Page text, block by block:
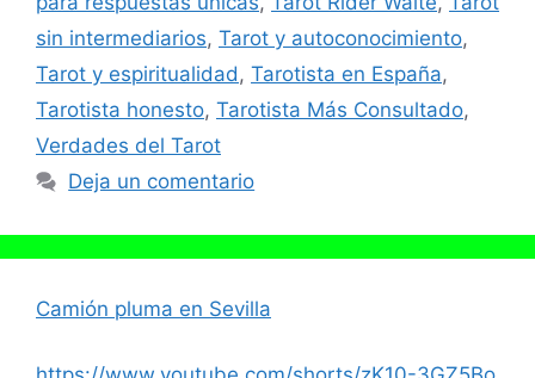
sin intermediarios, Tarot y autoconocimiento,
Tarot y espiritualidad, Tarotista en España,
Tarotista honesto, Tarotista Más Consultado,
Verdades del Tarot
Deja un comentario
Camión pluma en Sevilla